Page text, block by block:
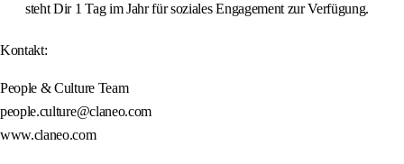
steht Dir 1 Tag im Jahr für soziales Engagement zur Verfügung.
Kontakt:
People & Culture Team
people.culture@claneo.com
www.claneo.com